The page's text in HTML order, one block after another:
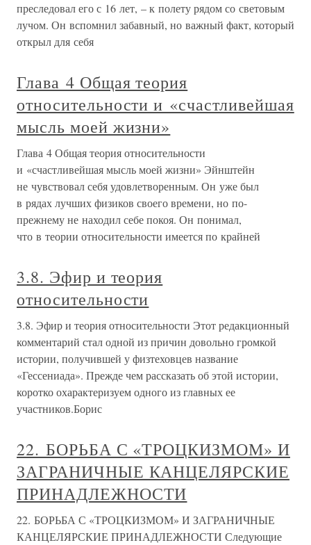
преследовал его с 16 лет, – к полету рядом со световым
лучом. Он вспомнил забавный, но важный факт, который
открыл для себя
Глава 4 Общая теория
относительности и «счастливейшая
мысль моей жизни»
Глава 4 Общая теория относительности
и «счастливейшая мысль моей жизни» Эйнштейн
не чувствовал себя удовлетворенным. Он уже был
в рядах лучших физиков своего времени, но по-
прежнему не находил себе покоя. Он понимал,
что в теории относительности имеется по крайней
3.8. Эфир и теория
относительности
3.8. Эфир и теория относительности Этот редакционный
комментарий стал одной из причин довольно громкой
истории, получившей у физтеховцев название
«Гессениада». Прежде чем рассказать об этой истории,
коротко охарактеризуем одного из главных ее
участников.Борис
22. БОРЬБА С «ТРОЦКИЗМОМ» И
ЗАГРАНИЧНЫЕ КАНЦЕЛЯРСКИЕ
ПРИНАДЛЕЖНОСТИ
22. БОРЬБА С «ТРОЦКИЗМОМ» И ЗАГРАНИЧНЫЕ
КАНЦЕЛЯРСКИЕ ПРИНАДЛЕЖНОСТИ Следующие